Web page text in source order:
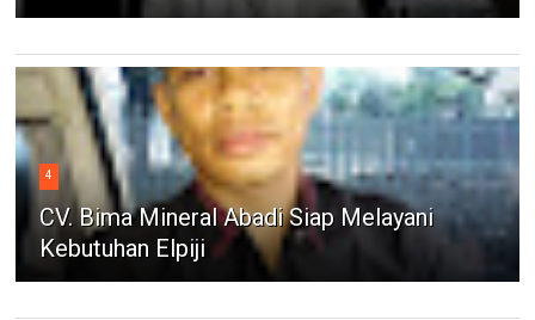
4
CV. Bima Mineral Abadi Siap Melayani
Kebutuhan Elpiji